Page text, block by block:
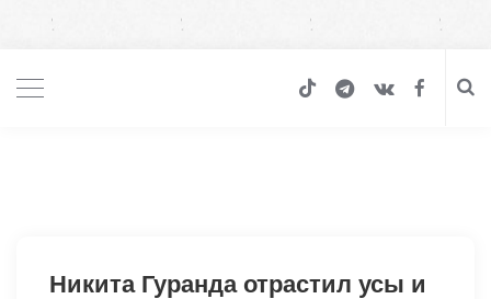
Никита Гуранда отрастил усы и